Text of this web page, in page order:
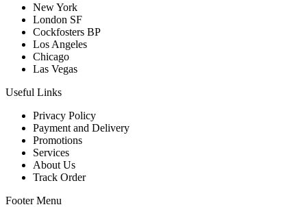
New York
London SF
Cockfosters BP
Los Angeles
Chicago
Las Vegas
Useful Links
Privacy Policy
Payment and Delivery
Promotions
Services
About Us
Track Order
Footer Menu